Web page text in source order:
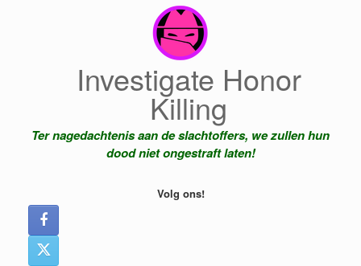
Investigate Honor
Killing
Ter nagedachtenis aan de slachtoffers, we zullen hun
dood niet ongestraft laten!
Volg ons!